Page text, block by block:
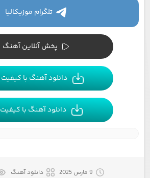
تلگرام موزیکالیا
پخش آنلاین آهنگ
دانلود آهنگ با کیفیت 320
دانلود آهنگ با کیفیت 128
9 مارس 2025 دانلود آهنگ